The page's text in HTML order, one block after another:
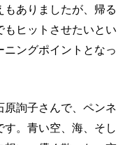
もありましたが、帰る
ヒットさせたいとい
ニングポイントとなっ
原詢子さんで、ペンネ
。青い空、海、そし